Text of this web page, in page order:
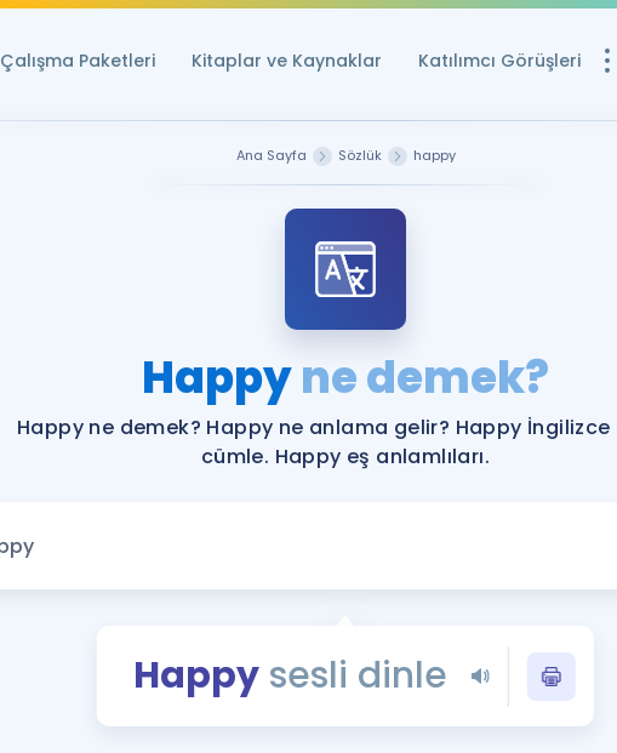
Çalışma Paketleri Kitaplar ve Kaynaklar Katılımcı Görüşleri
YDS ve YÖKDİL
Rehberlik Aracı
YDS ve YÖKDİL'e
Tüm ÖSYM
YDS - YÖKDİL
İngilizce Gramer
Ana Sayfa Sözlük happy
Happyne demek?
Happy ne demek? Happy ne anlama gelir? Happy İngilizce
cümle. Happy eş anlamlıları.
Happysesli dinle